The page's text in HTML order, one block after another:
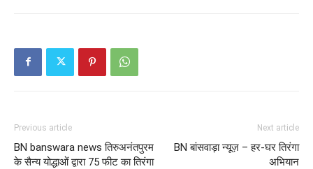
Previous article
BN banswara news तिरुअनंतपुरम
के सैन्य योद्धाओं द्वारा 75 फीट का तिरंगा
Next article
BN बांसवाड़ा न्यूज़ – हर-घर तिरंगा
अभियान